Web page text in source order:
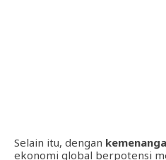
Selain itu, dengan
ekonomi global berpotensi